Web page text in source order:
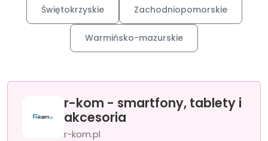
Świętokrzyskie Zachodniopomorskie
Warmińsko-mazurskie
r-kom - smartfony, tablety i
akcesoria
r-kom.pl